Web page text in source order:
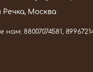
Речка, Москва
нам: 88007074581,